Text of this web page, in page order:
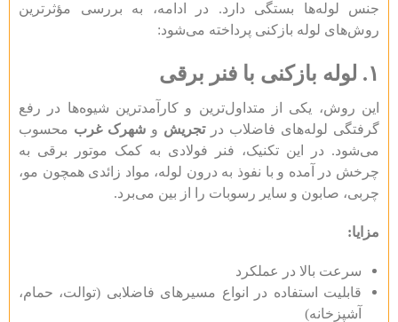
جنس لوله‌ها بستگی دارد. در ادامه، به بررسی مؤثرترین
روش‌های لوله بازکنی پرداخته می‌شود:
۱. لوله بازکنی با فنر برقی
این روش، یکی از متداول‌ترین و کارآمدترین شیوه‌ها در رفع
گرفتگی لوله‌های فاضلاب درتجریش و شهرک غرب محسوب
می‌شود. در این تکنیک، فنر فولادی به کمک موتور برقی به
چرخش در آمده و با نفوذ به درون لوله، مواد زائدی همچون مو،
چربی، صابون و سایر رسوبات را از بین می‌برد.
مزایا:
سرعت بالا در عملکرد
قابلیت استفاده در انواع مسیرهای فاضلابی (توالت، حمام،
آشپزخانه)